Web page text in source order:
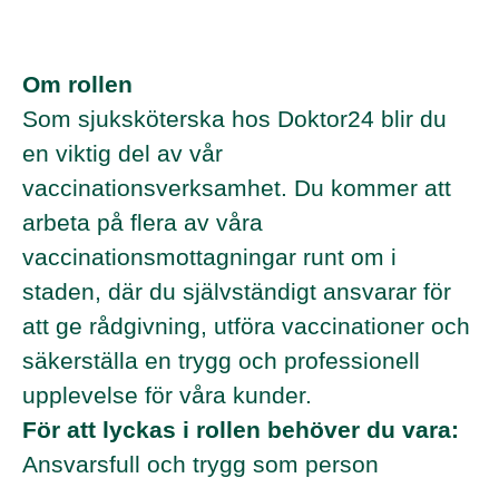
Om rollen
Som sjuksköterska hos Doktor24 blir du
en viktig del av vår
vaccinationsverksamhet. Du kommer att
arbeta på flera av våra
vaccinationsmottagningar runt om i
staden, där du självständigt ansvarar för
att ge rådgivning, utföra vaccinationer och
säkerställa en trygg och professionell
upplevelse för våra kunder.
För att lyckas i rollen behöver du vara:
Ansvarsfull och trygg som person